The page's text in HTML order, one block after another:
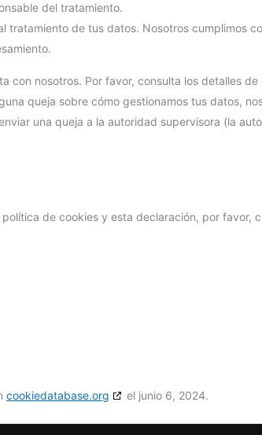
del tratamiento.
tratamiento de tus datos. Nosotros cumplimos
con nosotros. Por favor, consulta los detalles
queja sobre cómo gestionamos tus datos,
una queja a la autoridad supervisora (la
de cookies y esta declaración, por favor,
cookiedatabase.org el junio 6, 2024.